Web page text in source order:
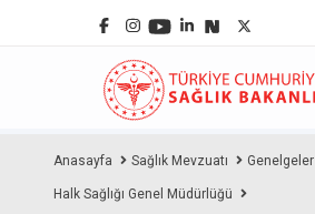
Anasayfa Sağlık Mevzuatı Genelgeler
Halk Sağlığı Genel Müdürlüğü